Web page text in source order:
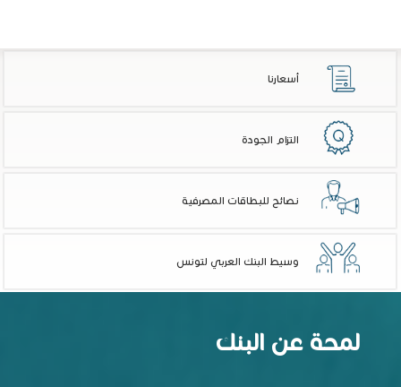
أسعارنا
التزام الجودة
نصائح للبطاقات المصرفية
وسيط البنك العربي لتونس
لمحة عن البنك